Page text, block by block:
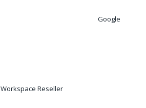
Google
Workspace Reseller